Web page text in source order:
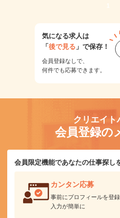
1
気になる求人は
「後で見る 」で保存！
会員登録なしで、
何件でも応募できます。
クリエイト
会員登録の
会員限定機能であなたの仕事探し
カンタン応募
事前にプロフィールを登
入力が簡単に